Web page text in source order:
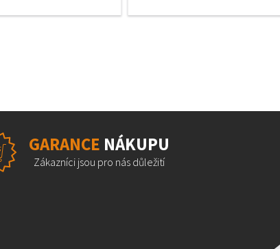
GARANCE NÁKUPU
Zákazníci jsou pro nás důležití